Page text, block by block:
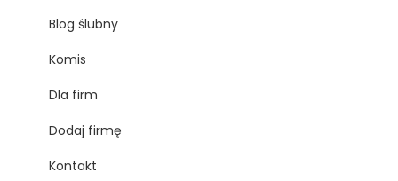
Blog ślubny
Komis
Dla firm
Dodaj firmę
Kontakt